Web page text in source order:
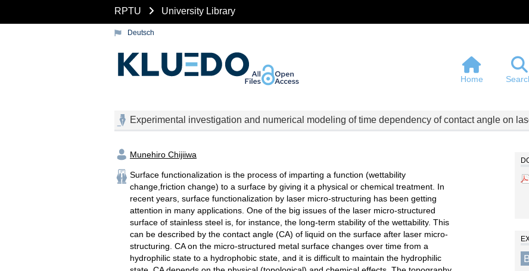
RPTU University Library
Deutsch
Home
Experimental investigation and numerical modeling of time dependency of contact angle on
Munehiro Chijiiwa
Surface functionalization is the process of imparting a function (wettability
change,friction change) to a surface by giving it a physical or chemical treatment. In
recent years, surface functionalization by laser micro-structuring has been getting
attention in many applications. One of the big issues of the laser micro-structured
surface of stainless steel is, for instance, the long-term stability of the wettability. This
can be described by the contact angle (CA) of liquid on the surface after laser micro-
structuring. CA on the micro-structured metal surface changes over time from a
hydrophilic state to a hydrophobic state, and it is difficult to maintain the hydrophilic